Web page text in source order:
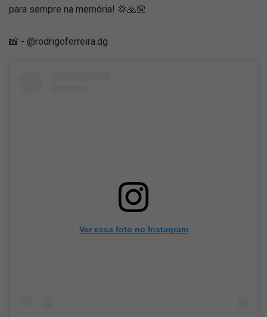
para sempre na memória! 💢🙏🏼
📸 - @rodrigoferreira.dg
Ver essa foto no Instagram